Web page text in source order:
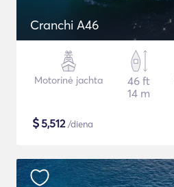
Cranchi A46
Motorinė jachta
46 ft
14 m
$5,512/diena